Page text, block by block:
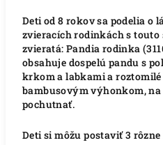
Deti od 8 rokov sa podelia o
zvieracích rodinkách s touto
zvieratá: Pandia rodinka
obsahuje dospelú pandu s
krkom a labkami a
bambusovým výhonkom,
pochutnať.
Deti si môžu postaviť 3